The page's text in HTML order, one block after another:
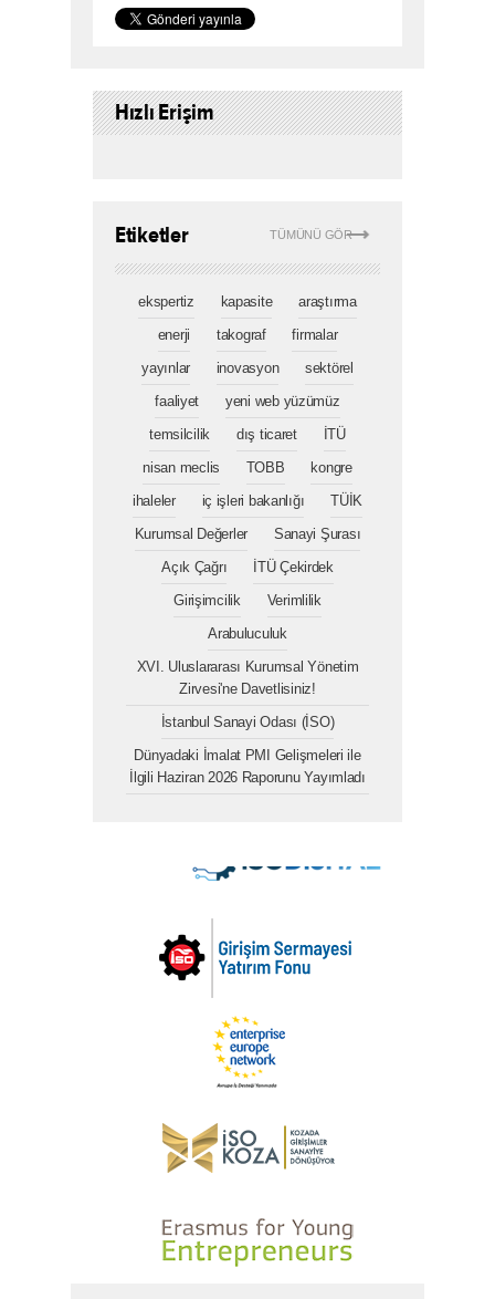
Hızlı Erişim
TÜMÜNÜ GÖR
Etiketler
ekspertiz kapasite
araştırma
enerji
takograf
firmalar
yayınlar
inovasyon
sektörel
faaliyet
yeni web yüzümüz
temsilcilik
dış ticaret
İTÜ
nisan meclis
TOBB
kongre
ihaleler
iç işleri bakanlığı
TÜİK
Kurumsal Değerler
Sanayi Şurası
Açık Çağrı
İTÜ Çekirdek
Girişimcilik
Verimlilik
Arabuluculuk
XVI. Uluslararası Kurumsal Yönetim
Zirvesi'ne Davetlisiniz!
İstanbul Sanayi Odası (İSO)
Dünyadaki İmalat PMI Gelişmeleri ile
İlgili Haziran 2026 Raporunu Yayımladı